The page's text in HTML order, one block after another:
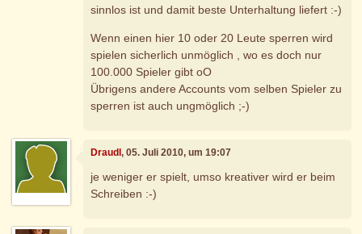
sinnlos ist und damit beste Unterhaltung liefert :-)
Wenn einen hier 10 oder 20 Leute sperren wird
spielen sicherlich unmöglich , wo es doch nur
100.000 Spieler gibt oO
Übrigens andere Accounts vom selben Spieler zu
sperren ist auch ungmöglich ;-)
Draudl, 05. Juli 2010, um 19:07
je weniger er spielt, umso kreativer wird er beim
Schreiben :-)